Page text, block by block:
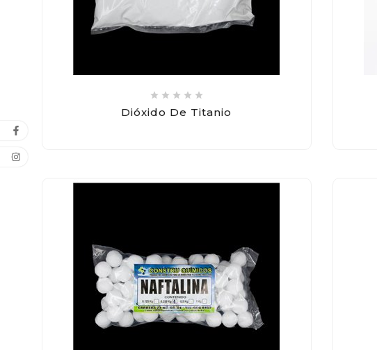
    
Dióxido De Titanio